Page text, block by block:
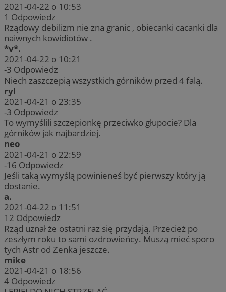
2021-04-22 o 10:53
1 Odpowiedz
Rządowy debilizm nie zna granic , obiecanki cacanki dla
naiwnych kowidiotów .
*v*.
2021-04-22 o 10:21
-3 Odpowiedz
Niech zaszczepią wszystkich górników przed 4 falą.
ryl
2021-04-21 o 23:35
-3 Odpowiedz
To wymyślili szczepionkę przeciwko głupocie? Dla
górników jak najbardziej.
neo
2021-04-21 o 22:59
-16 Odpowiedz
Jeśli taką wymyślą powinieneś być pierwszy który ją
dostanie.
a.
2021-04-22 o 11:51
12 Odpowiedz
Rząd uznał że ostatni raz się przydają. Przecież po
zeszłym roku to sami ozdrowieńcy. Muszą mieć sporo
tych Astr od Zenka jeszcze.
mike
2021-04-21 o 18:56
4 Odpowiedz